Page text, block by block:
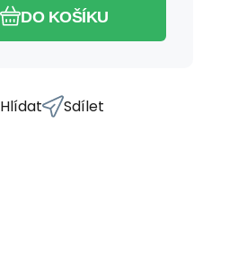
DO KOŠÍKU
Hlídat Sdílet